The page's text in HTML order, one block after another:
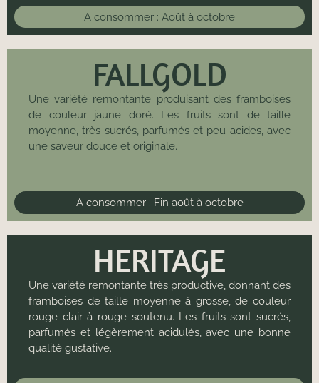
A consommer : Août à octobre
FALLGOLD
Une variété remontante produisant des framboises
de couleur jaune doré. Les fruits sont de taille
moyenne, très sucrés, parfumés et peu acides, avec
une saveur douce et originale.
A consommer : Fin août à octobre
HERITAGE
Une variété remontante très productive, donnant des
framboises de taille moyenne à grosse, de couleur
rouge clair à rouge soutenu. Les fruits sont sucrés,
parfumés et légèrement acidulés, avec une bonne
qualité gustative.